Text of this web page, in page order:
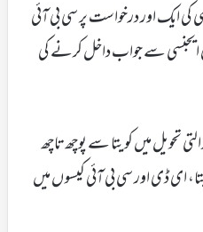
ایک اور درخواست پر سی بی آئی
سے جواب داخل کرنے کی
تحویل میں کویتا سے پوچھ تاچھ
ڈی اور سی بی آئی کیسو ں میں